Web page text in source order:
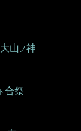
山 ノ神
ト 合祭